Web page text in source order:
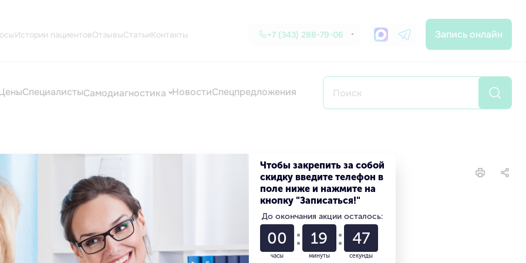
Истории пациентовОтзывыСтатьиКонтакты +7 (343) 288-79-06 Запись онлайн
СпециалистыСамодиагностика НовостиСпецпредложения
услуги
Чтобы закрепить за собой
скидку введите телефон в
поле ниже и нажмите на
кнопку "Записаться!"
До окончания акции осталось:
00
часы
19
минуты
46
секунды